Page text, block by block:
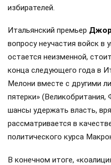
избирателей.
Итальянский премьер
вопросу неучастия войск в
остается неизменной,
конца следующего года в
Мелони вместе с другими
пятерки»
шансы удержать власть,
рассматривается в
политического курса
В конечном итоге,